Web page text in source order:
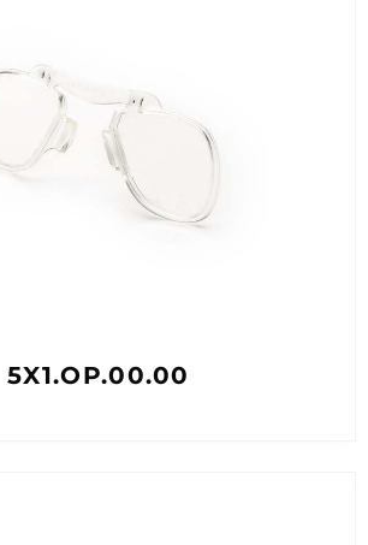
5X1.OP.00.00